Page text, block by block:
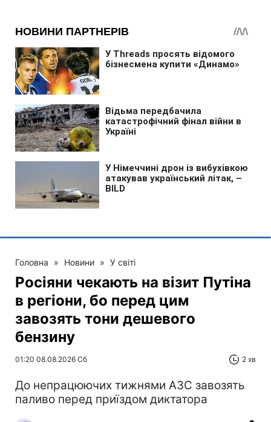
Головна » Новини » У світі
Росіяни чекають на візит Путіна
в регіони, бо перед цим
завозять тони дешевого
бензину
01:20 08.08.2026 Сб 2 хв
До непрацюючих тижнями АЗС завозять
паливо перед приїздом диктатора